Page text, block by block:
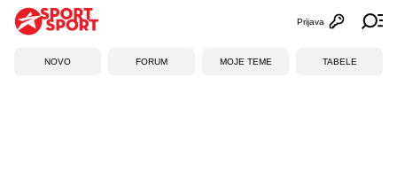
Otvori
Prijava
NOVO FORUM MOJE TEME TABELE